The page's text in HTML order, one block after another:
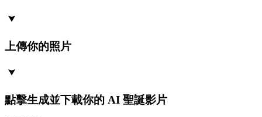
上傳你的照片
點擊生成並下載你的 AI 聖誕影片